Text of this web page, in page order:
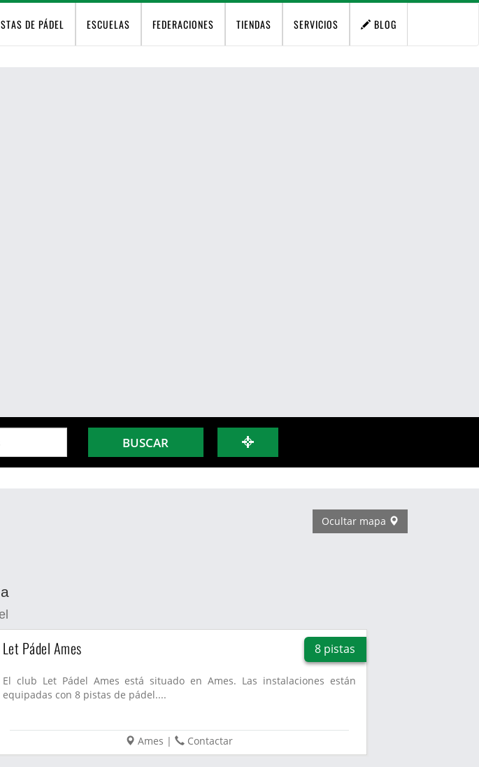
DE PÁDEL ESCUELAS FEDERACIONES TIENDAS SERVICIOS BLOG
BUSCAR
Ocultar mapa
Let Pádel Ames 8 pistas
El club Let Pádel Ames está situado en Ames. Las instalaciones están
equipadas con 8 pistas de pádel....
Ames | Contactar